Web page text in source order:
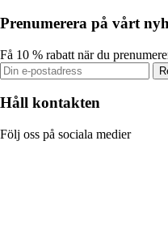
Prenumerera på vårt
Få 10 % rabatt när du
Håll kontakten
Följ oss på sociala medier